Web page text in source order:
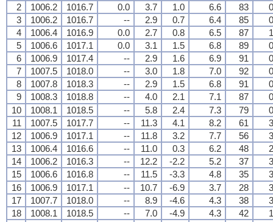
2
1006.2 1016.7 0.0 3.7 1.0 6.6 83
3
1006.2 1016.7 -- 2.9 0.7 6.4 85
4
1006.4 1016.9 0.0 2.7 0.8 6.5 87
5
1006.6 1017.1 0.0 3.1 1.5 6.8 89
6
1006.9 1017.4 -- 2.9 1.6 6.9 91
7
1007.5 1018.0 -- 3.0 1.8 7.0 92
8
1007.8 1018.3 -- 2.9 1.5 6.8 91
9
1008.3 1018.8 -- 4.0 2.1 7.1 87
10
1008.1 1018.5 -- 5.8 2.4 7.3 79
11
1007.5 1017.7 -- 11.3 4.1 8.2 61
12
1006.9 1017.1 -- 11.8 3.2 7.7 56
13
1006.4 1016.6 -- 11.0 0.3 6.2 48
14
1006.2 1016.3 -- 12.2 -2.2 5.2 37
15
1006.6 1016.8 -- 11.5 -3.3 4.8 35
16
1006.9 1017.1 -- 10.7 -6.9 3.7 28
17
1007.7 1018.0 -- 8.9 -4.6 4.3 38
18
1008.1 1018.5 -- 7.0 -4.9 4.3 42